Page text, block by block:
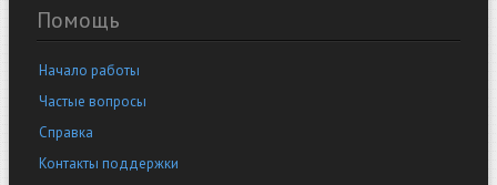
Помощь
Начало работы
Частые вопросы
Справка
Контакты поддержки